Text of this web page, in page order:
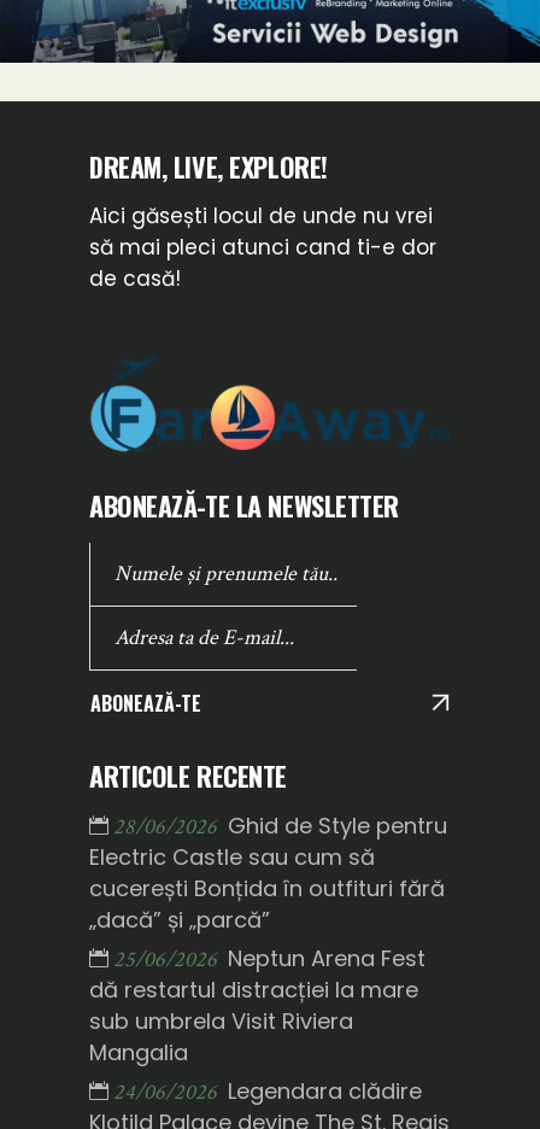
DREAM, LIVE, EXPLORE!
Aici găsești locul de unde nu vrei
să mai pleci atunci cand ti-e dor
de casă!
ABONEAZĂ-TE LA NEWSLETTER
ABONEAZĂ-TE
ARTICOLE RECENTE
28/06/2026 Ghid de Style pentru
Electric Castle sau cum să
cucerești Bonțida în outfituri fără
„dacă” și „parcă”
25/06/2026 Neptun Arena Fest
dă restartul distracției la mare
sub umbrela Visit Riviera
Mangalia
24/06/2026 Legendara clădire
Klotild Palace devine The St. Regis